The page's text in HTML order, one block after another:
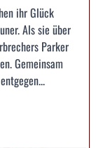
ihr Glück
Als sie über
Parker
Gemeinsam